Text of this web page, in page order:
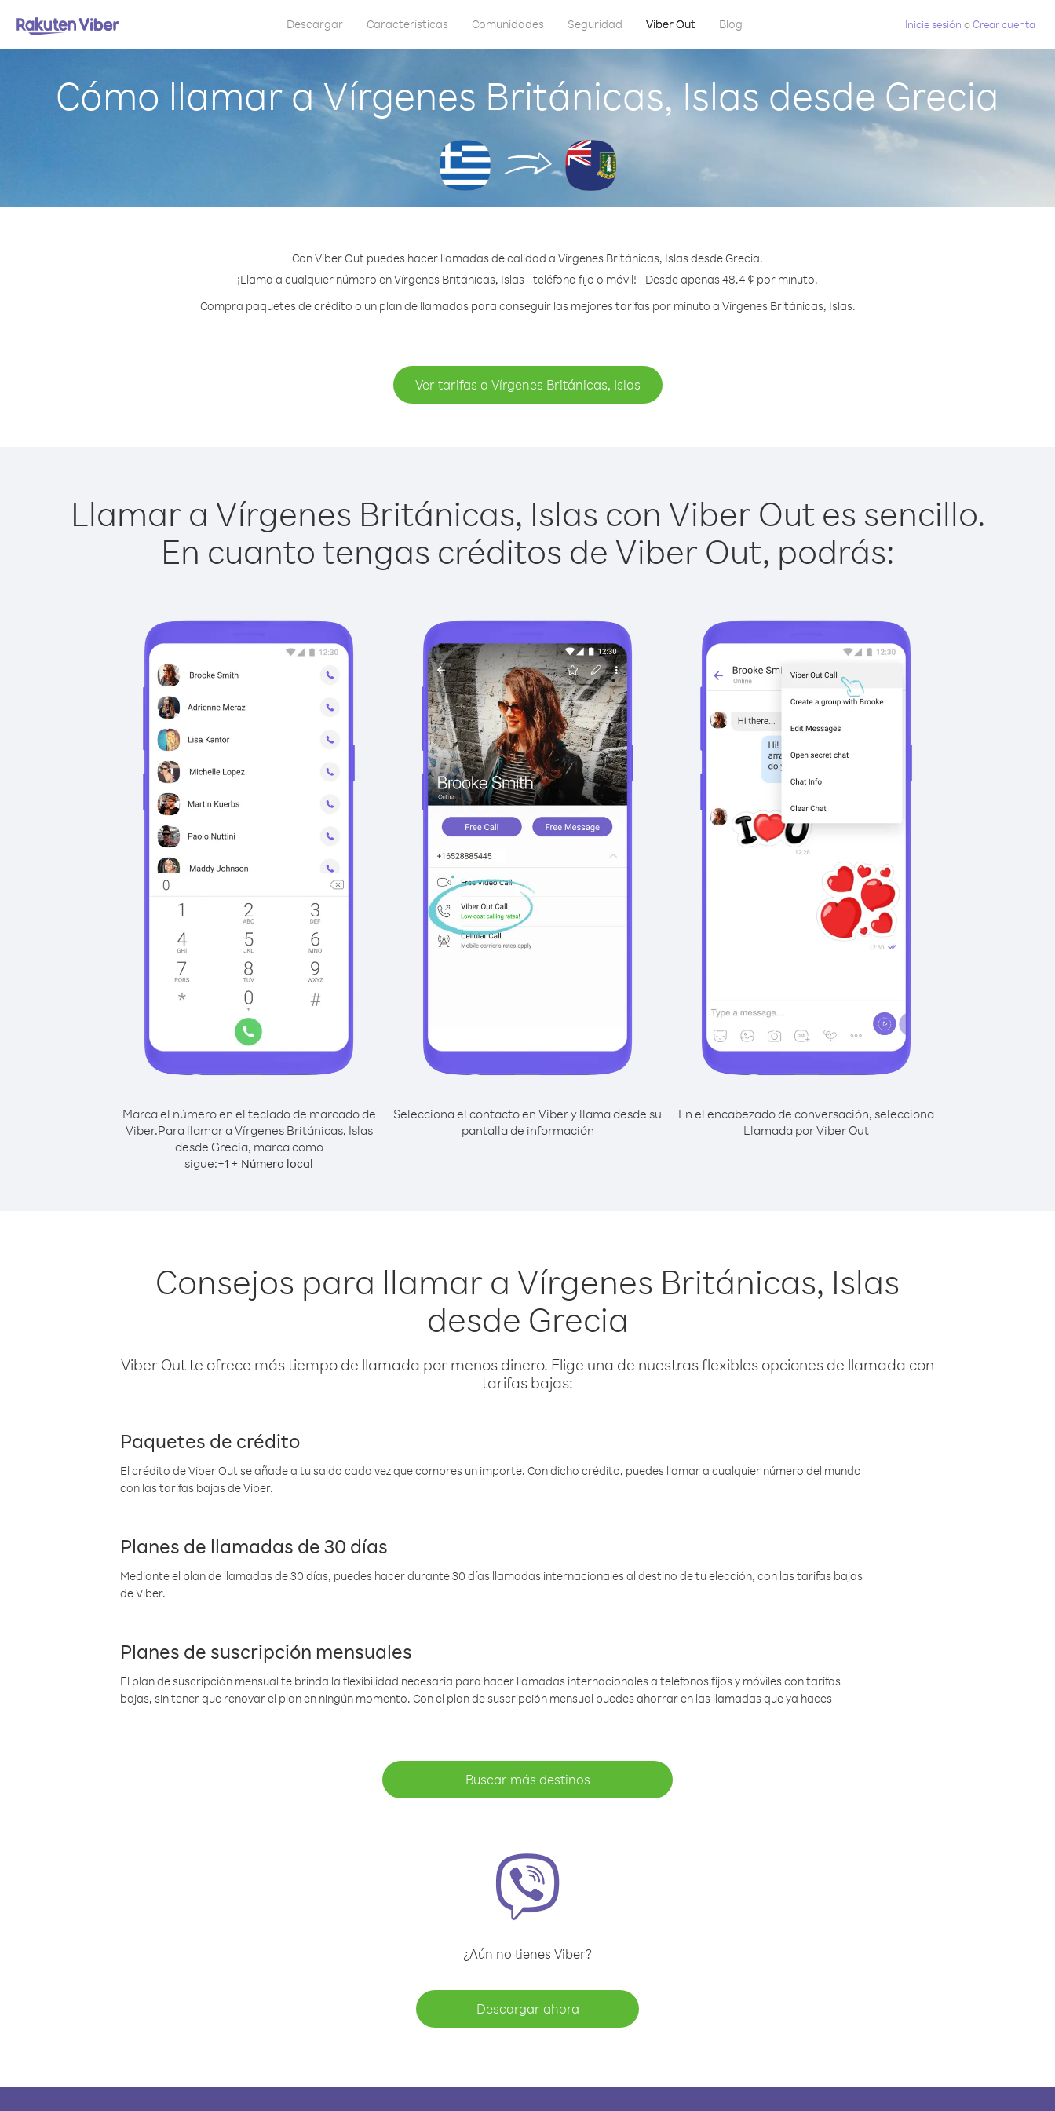
Descargar Características Comunidades Seguridad Viber Out Blog Inicie sesión oCrear cuenta
Cómo llamar a Vírgenes Británicas, Islas desde Grecia
Con Viber Out puedes hacer llamadas de calidad a Vírgenes Británicas, Islas desde Grecia.
¡Llama a cualquier número en Vírgenes Británicas, Islas - teléfono fijo o móvil! - Desde apenas 48.4 ¢ por minuto.
Compra paquetes de crédito o un plan de llamadas para conseguir las mejores tarifas por minuto a Vírgenes Británicas, Islas.
Ver tarifas a Vírgenes Británicas, Islas
Llamar a Vírgenes Británicas, Islas con Viber Out es sencillo.
En cuanto tengas créditos de Viber Out, podrás:
Marca el número en el teclado de marcado de
Viber.Para llamar a Vírgenes Británicas, Islas
desde Grecia, marca como
sigue:+1 + Número local
Selecciona el contacto en Viber y llama desde su
pantalla de información
En el encabezado de conversación, selecciona
Llamada por Viber Out
Consejos para llamar a Vírgenes Británicas, Islas
desde Grecia
Viber Out te ofrece más tiempo de llamada por menos dinero. Elige una de nuestras flexibles opciones de llamada con
tarifas bajas:
Paquetes de crédito
El crédito de Viber Out se añade a tu saldo cada vez que compres un importe. Con dicho crédito, puedes llamar a cualquier número del mundo
con las tarifas bajas de Viber.
Planes de llamadas de 30 días
Mediante el plan de llamadas de 30 días, puedes hacer durante 30 días llamadas internacionales al destino de tu elección, con las tarifas bajas
de Viber.
Planes de suscripción mensuales
El plan de suscripción mensual te brinda la flexibilidad necesaria para hacer llamadas internacionales a teléfonos fijos y móviles con tarifas
bajas, sin tener que renovar el plan en ningún momento. Con el plan de suscripción mensual puedes ahorrar en las llamadas que ya haces
Buscar más destinos
¿Aún no tienes Viber?
Descargar ahora